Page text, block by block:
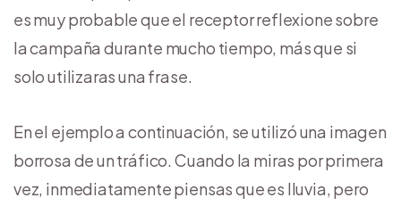
es muy probable que el receptor reflexione sobre
la campaña durante mucho tiempo, más que si
solo utilizaras una frase.
En el ejemplo a continuación, se utilizó una imagen
borrosa de un tráfico. Cuando la miras por primera
vez, inmediatamente piensas que es lluvia, pero